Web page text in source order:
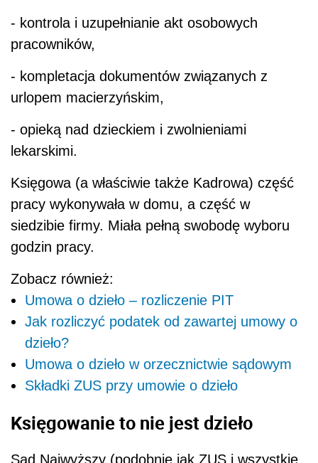
- kontrola i uzupełnianie akt osobowych
pracowników,
- kompletacja dokumentów związanych z
urlopem macierzyńskim,
- opieką nad dzieckiem i zwolnieniami
lekarskimi.
Księgowa (a właściwie także Kadrowa) część
pracy wykonywała w domu, a część w
siedzibie firmy. Miała pełną swobodę wyboru
godzin pracy.
Zobacz również:
Umowa o dzieło – rozliczenie PIT
Jak rozliczyć podatek od zawartej umowy o
dzieło?
Umowa o dzieło w orzecznictwie sądowym
Składki ZUS przy umowie o dzieło
Księgowanie to nie jest dzieło
Sąd Najwyższy (podobnie jak ZUS i wszystkie